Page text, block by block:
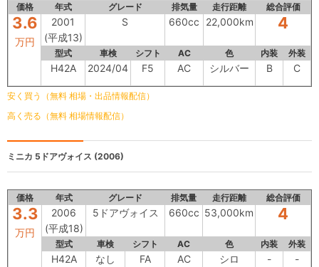
価格 年式 グレード 排気量 走行距離 総合評価
3.6
万円
2001
(平成13)
S 660cc 22,000km 4
型式 車検 シフト AC 色 内装 外装
H42A 2024/04 F5 AC シルバー B C
安く買う（無料 相場・出品情報配信）
高く売る（無料 相場情報配信）
ミニカ 5ドアヴォイス (2006)
価格 年式 グレード 排気量 走行距離 総合評価
3.3
万円
2006
(平成18)
5ドアヴォイス 660cc 53,000km 4
型式 車検 シフト AC 色 内装 外装
H42A なし FA AC シロ - -